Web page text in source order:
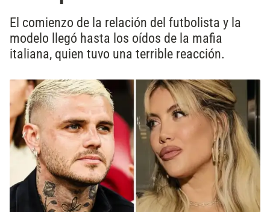
El comienzo de la relación del futbolista y la
modelo llegó hasta los oídos de la mafia
italiana, quien tuvo una terrible reacción.